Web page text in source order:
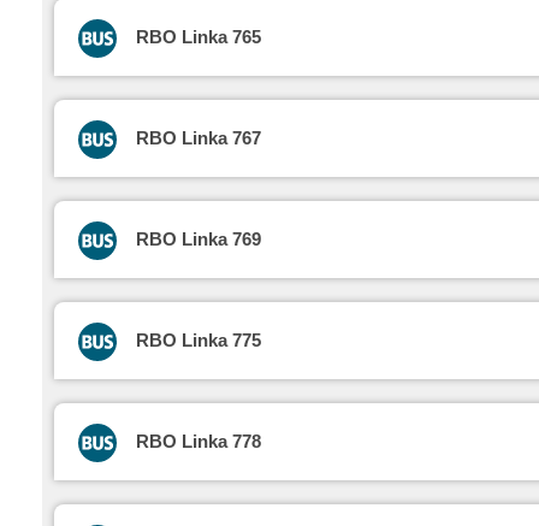
RBO Linka 765
RBO Linka 767
RBO Linka 769
RBO Linka 775
RBO Linka 778